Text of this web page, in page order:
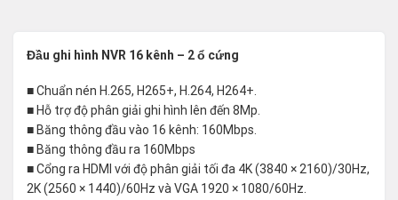
Đầu ghi hình NVR 16 kênh – 2 ổ cứng
■ Chuẩn nén H.265, H265+, H.264, H264+.
■ Hỗ trợ độ phân giải ghi hình lên đến 8Mp.
■ Băng thông đầu vào 16 kênh: 160Mbps.
■ Băng thông đầu ra 160Mbps
■ Cổng ra HDMI với độ phân giải tối đa 4K (3840 × 2160)/30Hz,
2K (2560 × 1440)/60Hz và VGA 1920 × 1080/60Hz.